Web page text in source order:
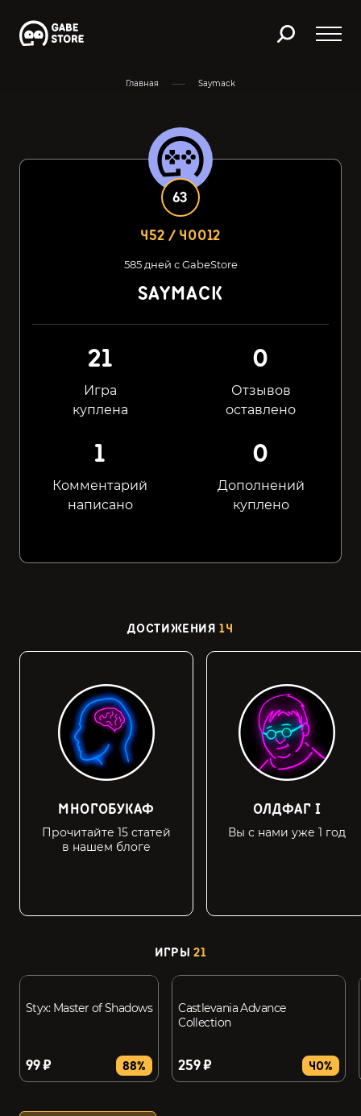
Главная Saymack
452 / 40012
63
585 дней с GabeStore
SAYMACK
21
Игра
куплена
0
Отзывов
оставлено
1
Комментарий
написано
0
Дополнений
куплено
ДОСТИЖЕНИЯ14
МНОГОБУКАФ
Прочитайте 15 статей
в нашем блоге
ОЛДФАГ I
Вы с нами уже 1 год
ИГРЫ 21
Styx: Master of Shadows
99 ₽ 88%
Castlevania Advance
Collection
259 ₽ 40%